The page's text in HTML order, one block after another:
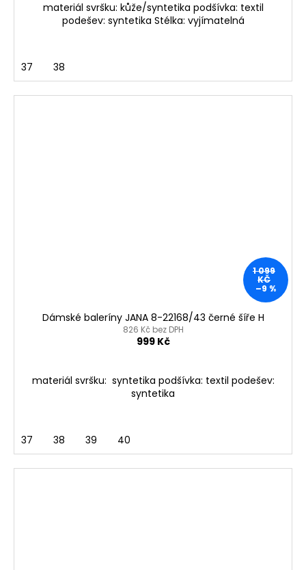
materiál svršku: kůže/syntetika podšívka: textil
podešev: syntetika Stélka: vyjímatelná
37 38
1 099
KČ
–9 %
Dámské baleríny JANA 8-22168/43 černé šíře H
826 Kč bez DPH
999 Kč
materiál svršku: syntetika podšívka: textil podešev:
syntetika
37 38 39 40